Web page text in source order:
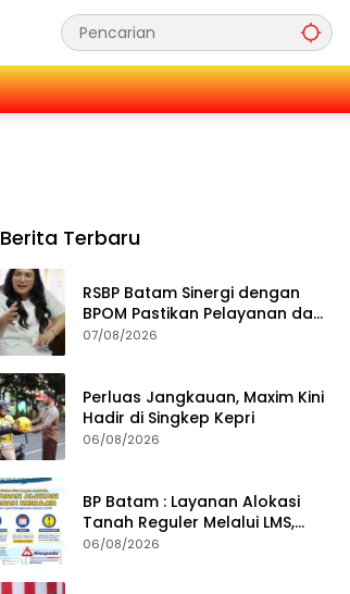
Berita Terbaru
RSBP Batam Sinergi dengan
BPOM Pastikan Pelayanan dan
Ketersediaan Obat Aman
07/08/2026
Perluas Jangkauan, Maxim Kini
Hadir di Singkep Kepri
06/08/2026
BP Batam : Layanan Alokasi
Tanah Reguler Melalui LMS,
Waspadai Penipuan Atasnama
06/08/2026